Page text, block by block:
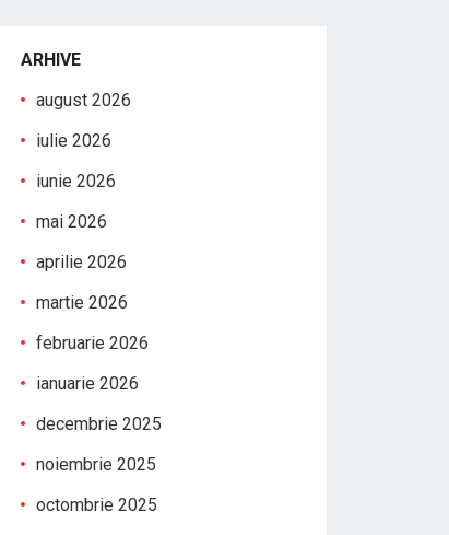
ARHIVE
august 2026
iulie 2026
iunie 2026
mai 2026
aprilie 2026
martie 2026
februarie 2026
ianuarie 2026
decembrie 2025
noiembrie 2025
octombrie 2025